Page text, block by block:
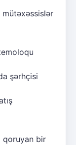
mütəxəssislər
şərhçisi
qoruyan bir